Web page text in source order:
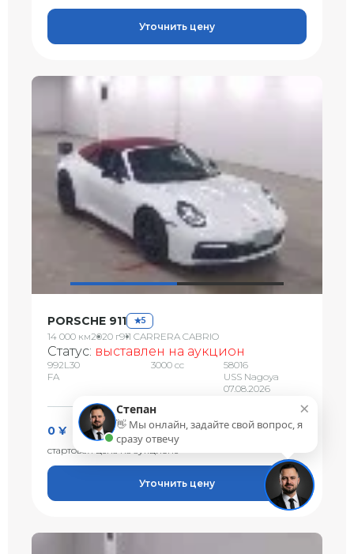
Уточнить цену
PORSCHE 911 5
14 000 км2020 г911 CARRERA CABRIO
Статус: выставлен на аукцион
992L30
FA
3000 сс
58016
USS Nagoya
07.08.2026
0 ¥
стартовая цена на аукционе
Уточнить цену
×
Степан
👋 Мы онлайн, задайте свой вопрос, я
сразу отвечу